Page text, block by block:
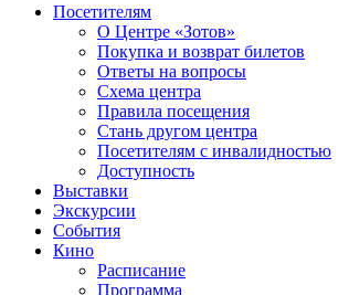
Посетителям
О Центре «Зотов»
Покупка и возврат билетов
Ответы на вопросы
Схема центра
Правила посещения
Стань другом центра
Посетителям с инвалидностью
Доступность
Выставки
Экскурсии
События
Кино
Расписание
Программа